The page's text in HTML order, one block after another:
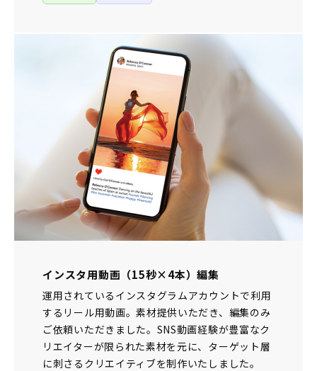
インスタ用動画（15秒×4本）編集
運用されているインスタグラムアカウントで利用
するリール用動画。素材提供いただき、編集のみ
ご依頼いただきました。SNS動画経験が豊富なク
リエイターが限られた素材を元に、ターゲット層
に刺さるクリエイティブを制作いたしました。